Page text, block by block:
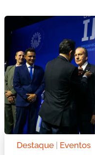
Destaque | Eventos